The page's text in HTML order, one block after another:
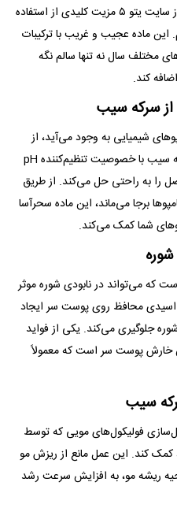
برای مو را بررسی کنیم، در این مقاله از سایت یتو ۵ مزیت کلیدی از استفاده
ماده عجیب و غریب با ترکیبات
مختلف سال نه تنها سالم نگه
کند.
از سرکه سیب
شیمیایی به وجود می‌آید، از
بین رفتن چربی طبیعی مو است. سرکه سیب با خصوصیت تنظیم‌کننده pH
را به راحتی حل می‌کند. از طریق
برجا می‌ماند، این ماده سحرآسا
شما کمک می‌کند.
که می‌تواند در نابودی شوره موثر
اسیدی محافظ روی پوست سر ایجاد
جلوگیری می‌کند. یکی از فواید
خارش پوست سر است که معمولاً
سیب
فولیکول‌های مویی که توسط
کمک کند. این عمل مانع از ریزش مو
ریشه مو، به افزایش سرعت رشد